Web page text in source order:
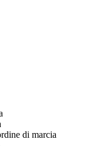
di marcia